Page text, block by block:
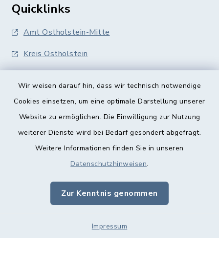
Wir weisen darauf hin, dass wir technisch notwendige
Cookies einsetzen, um eine optimale Darstellung unserer
Website zu ermöglichen. Die Einwilligung zur Nutzung
weiterer Dienste wird bei Bedarf gesondert abgefragt.
Weitere Informationen finden Sie in unseren
Datenschutzhinweisen.
Zur Kenntnis genommen
Impressum
Quicklinks
Amt Ostholstein-Mitte
Kreis Ostholstein
Barrierefreiheit
Impressum
Sitemap